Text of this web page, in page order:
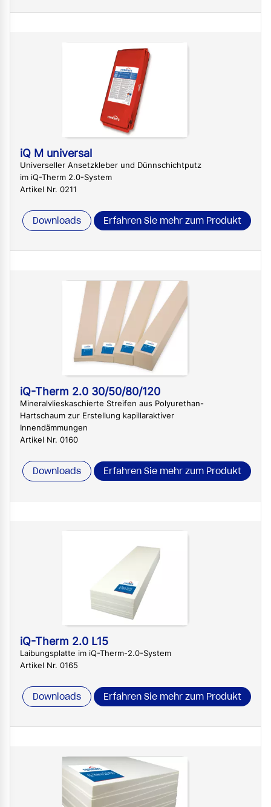
iQ M universal
Universeller Ansetzkleber und Dünnschichtputz
im iQ-Therm 2.0-System
Artikel Nr. 0211
Downloads Erfahren Sie mehr zum Produkt
iQ-Therm 2.0 30/50/80/120
Mineralvlieskaschierte Streifen aus Polyurethan-
Hartschaum zur Erstellung kapillaraktiver
Innendämmungen
Artikel Nr. 0160
Downloads Erfahren Sie mehr zum Produkt
iQ-Therm 2.0 L15
Laibungsplatte im iQ-Therm-2.0-System
Artikel Nr. 0165
Downloads Erfahren Sie mehr zum Produkt